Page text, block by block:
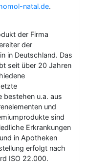
natal.de.
der Firma
der
in Deutschland. Das
seit über 20 Jahren
bestehen u.a. aus
und
sind
Erkrankungen
in Apotheken
erfolgt nach
ISO 22.000.